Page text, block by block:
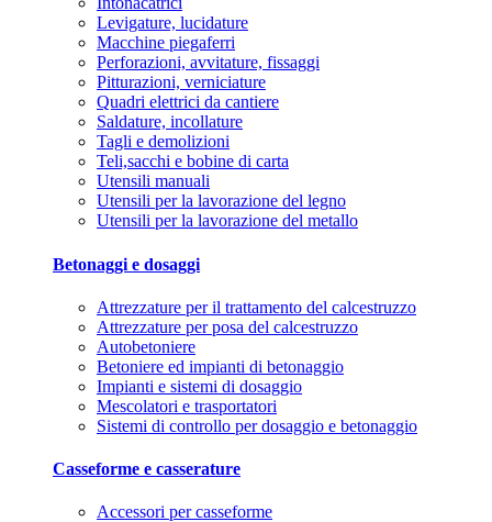
Levigature, lucidature
Macchine piegaferri
Perforazioni, avvitature, fissaggi
Pitturazioni, verniciature
Quadri elettrici da cantiere
Saldature, incollature
Tagli e demolizioni
Teli,sacchi e bobine di carta
Utensili manuali
Utensili per la lavorazione del legno
Utensili per la lavorazione del metallo
Betonaggi e dosaggi
Attrezzature per il trattamento del calcestruzzo
Attrezzature per posa del calcestruzzo
Autobetoniere
Betoniere ed impianti di betonaggio
Impianti e sistemi di dosaggio
Mescolatori e trasportatori
Sistemi di controllo per dosaggio e betonaggio
Casseforme e casserature
Accessori per casseforme